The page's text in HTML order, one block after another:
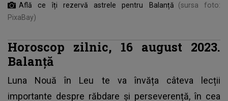
Află ce îți rezervă astrele pentru Balanță
(sursa foto:
PixaBay)
Horoscop zilnic, 16 august 2023.
Balanță
Luna Nouă în Leu te va învăța câteva lecții
importante despre răbdare și perseverență, în cea